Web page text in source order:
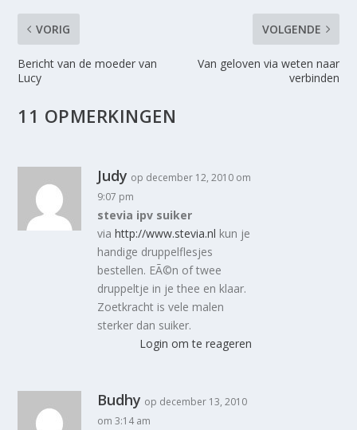
VORIG
Bericht van de moeder van
Lucy
VOLGENDE
Van geloven via weten naar
verbinden
11 OPMERKINGEN
Judy op december 12, 2010 om
9:07 pm
stevia ipv suiker
viahttp://www.stevia.nl kun je
handige druppelflesjes
bestellen. EÃ©n of twee
druppeltje in je thee en klaar.
Zoetkracht is vele malen
sterker dan suiker.
Login om te reageren
Budhy op december 13, 2010
om 3:14 am